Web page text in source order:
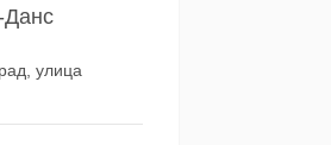
Данс
улица